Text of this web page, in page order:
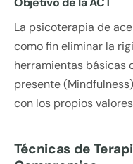
La psicoterapia de
como fin eliminar la
herramientas básicas
presente
con los propios
Técnicas de